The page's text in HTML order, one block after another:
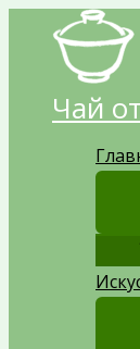
Перейти
содержимому
Чай